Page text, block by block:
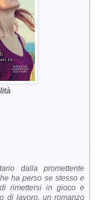
dalla promettente
ha perso se stesso e
rimettersi in gioco e
di lavoro, un romanzo